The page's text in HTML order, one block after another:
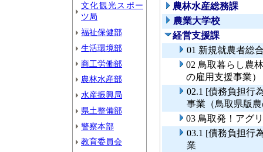
文化観光スポー
ツ局
福祉保健部
生活環境部
商工労働部
農林水産部
水産振興局
県土整備部
警察本部
教育委員会
農林水産総務課
農業大学校
経営支援課
01 新規就農者総
02 鳥取暮らし農
の雇用支援事業）
02.1 [債務負担行
事業（鳥取県版
03 鳥取発！アグ
03.1 [債務負担行
業